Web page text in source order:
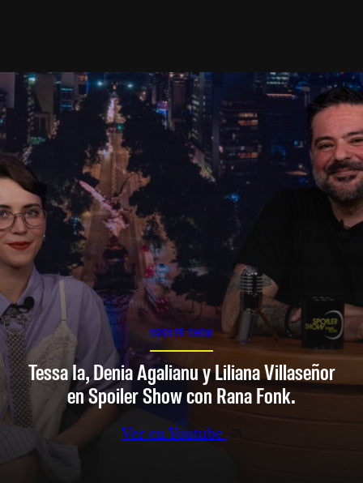
SPOILER SHOW
Tessa Ia, Denia Agalianu y Liliana Villaseñor
en Spoiler Show con Rana Fonk.
Ver en Youtube